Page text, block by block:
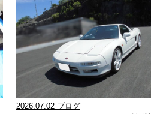
2026.07.02 ブログ